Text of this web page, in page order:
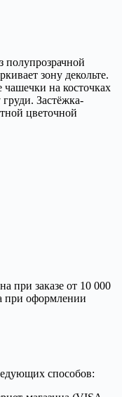
полупрозрачной
зону декольте.
на косточках
Застёжка-
цветочной
при заказе от 10 000
при оформлении
способов: